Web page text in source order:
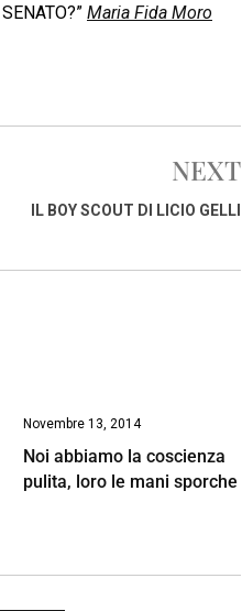
Maria Fida Moro
NEXT
IL BOY SCOUT DI LICIO GELLI
Novembre 13, 2014
Noi abbiamo la coscienza
pulita, loro le mani sporche